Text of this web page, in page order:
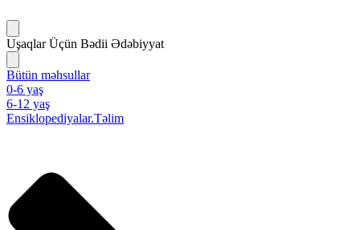
Uşaqlar Üçün Bədii Ədəbiyyat
Bütün məhsullar
0-6 yaş
6-12 yaş
Ensiklopediyalar.Təlim